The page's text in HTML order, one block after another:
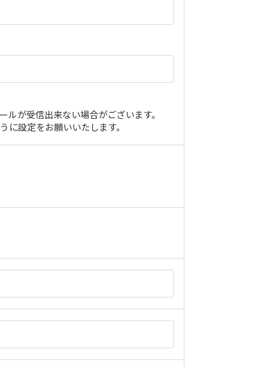
が受信出来ない場合がございます。
設定をお願いいたします。